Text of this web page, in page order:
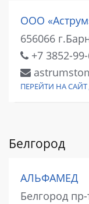
ООО
656066
+7 3852-
ПЕРЕЙТИ НА
Белгород
АЛЬФАМЕД
Белгород